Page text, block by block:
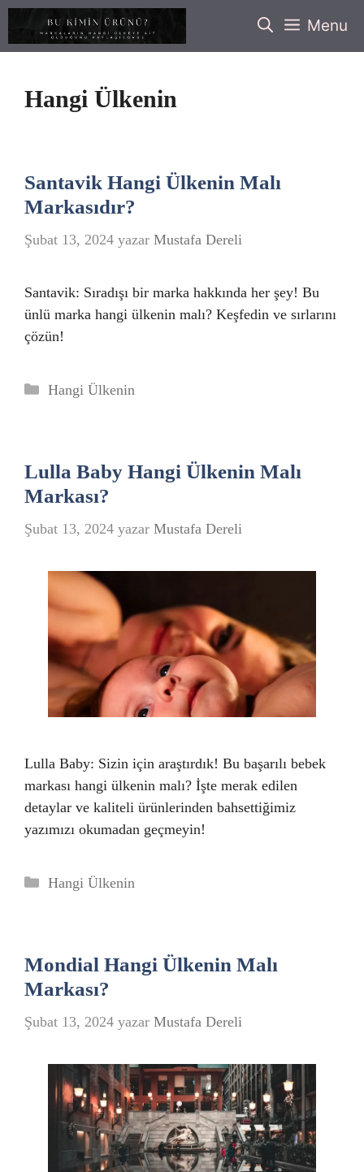
İçeriğe
Menu
Hangi Ülkenin
Santavik Hangi Ülkenin Malı
Markasıdır?
Şubat 13, 2024 yazar Mustafa Dereli
Santavik: Sıradışı bir marka hakkında her şey! Bu
ünlü marka hangi ülkenin malı? Keşfedin ve sırlarını
çözün!
Kategoriler
Hangi Ülkenin
Lulla Baby Hangi Ülkenin Malı
Markası?
Şubat 13, 2024 yazar Mustafa Dereli
Lulla Baby: Sizin için araştırdık! Bu başarılı bebek
markası hangi ülkenin malı? İşte merak edilen
detaylar ve kaliteli ürünlerinden bahsettiğimiz
yazımızı okumadan geçmeyin!
Kategoriler
Hangi Ülkenin
Mondial Hangi Ülkenin Malı
Markası?
Şubat 13, 2024 yazar Mustafa Dereli